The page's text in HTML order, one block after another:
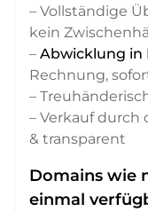
– Vollständige
kein
– Abwicklung in
Rechnung,
–
– Verkauf durch
& transparent
Domains wie
einmal